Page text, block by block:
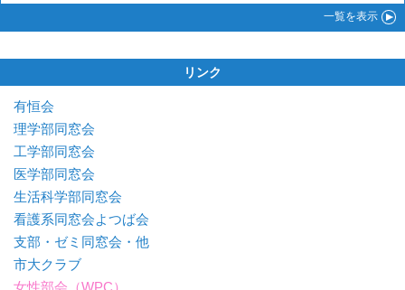
一覧を表示
リンク
有恒会
理学部同窓会
工学部同窓会
医学部同窓会
生活科学部同窓会
看護系同窓会よつば会
支部・ゼミ同窓会・他
市大クラブ
女性部会（WPC）